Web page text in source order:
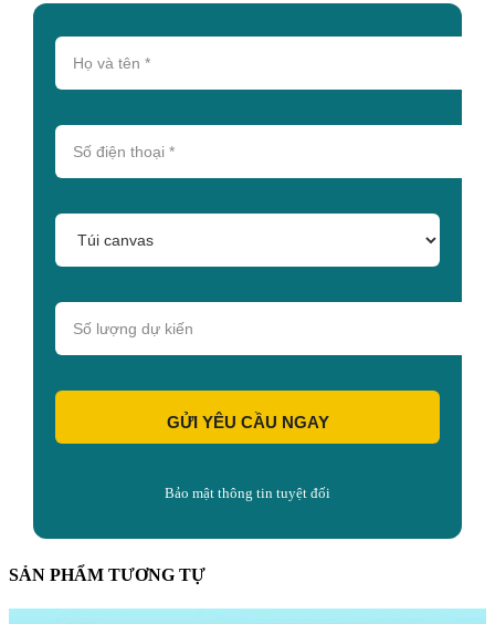
GỬI YÊU CẦU NGAY
Bảo mật thông tin tuyệt đối
SẢN PHẨM TƯƠNG TỰ